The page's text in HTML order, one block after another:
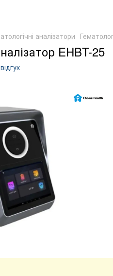
аналізатори
EHBT-25